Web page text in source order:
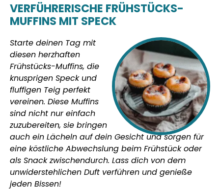
VERFÜHRERISCHE FRÜHSTÜCKS-
MUFFINS MIT SPECK
Starte deinen Tag mit
diesen herzhaften
Frühstücks-Muffins, die
knusprigen Speck und
fluffigen Teig perfekt
vereinen. Diese Muffins
sind nicht nur einfach
zuzubereiten, sie bringen
auch ein Lächeln auf dein Gesicht und sorgen für
eine köstliche Abwechslung beim Frühstück oder
als Snack zwischendurch. Lass dich von dem
unwiderstehlichen Duft verführen und genieße
jeden Bissen!